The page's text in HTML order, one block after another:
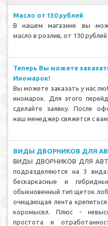
Масло от 130 рублей
В нашем магазине вы
масло в розлив, от 130 рублей
Теперь Вы можете
Иномарок!
Вы можете заказать у нас
иномарок. Для этого
сделайте заявку. После
наш менеджер свяжется с
ВИДЫ ДВОРНИКОВ ДЛЯ
ВИДЫ ДВОРНИКОВ ДЛЯ
подразделяются на 3
бескаркасные и
обыкновенный тип щеток
очищающая лента крепиться
коромысел. Плюс -
простота и